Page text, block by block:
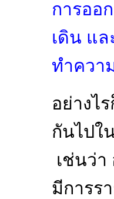
การออ
เดิน แ
ทำควา
อย่างไ
กันไปใ
เช่นว่
มีการร